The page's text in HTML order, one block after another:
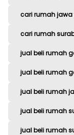
cari rumah jawa
cari rumah
jual beli rumah
jual beli rumah
jual beli rumah
jual beli rumah
jual beli rumah